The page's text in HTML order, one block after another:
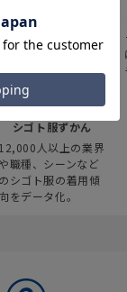
みんなの
シゴト服ずかん
12,000人以上の業界
や職種、シーンなど
のシゴト服の着用傾
向をデータ化。